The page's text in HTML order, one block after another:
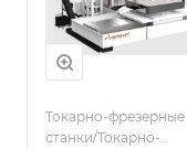
Токарно-фрезерные
станки/Токарно-